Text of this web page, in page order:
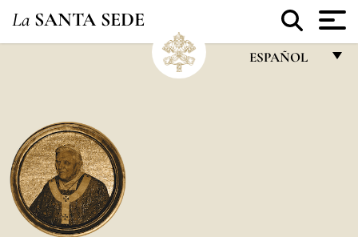
La SANTA SEDE
ESPAÑOL